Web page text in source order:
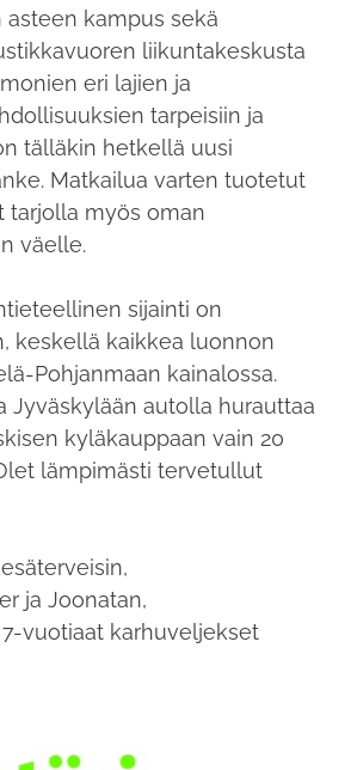
asteen kampus sekä
liikuntakeskusta
eri lajien ja
tarpeisiin ja
tälläkin hetkellä uusi
Matkailua varten tuotetut
tarjolla myös oman
väelle.
sijainti on
keskellä kaikkea luonnon
Pohjanmaan kainalossa.
Jyväskylään autolla hurauttaa
kyläkauppaan vain 20
lämpimästi tervetullut
ja Joonatan,
vuotiaat karhuveljekset